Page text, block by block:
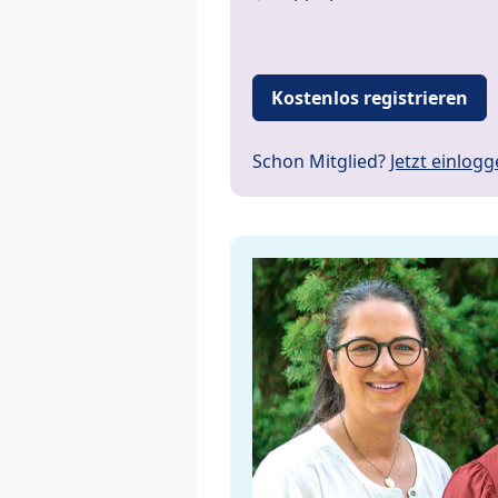
Kostenlos registrieren
Schon Mitglied? Jetzt